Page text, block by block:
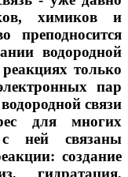
химиков и
преподносится
водородной
только
пар
связи
для многих
ней связаны
создание
гидратация,